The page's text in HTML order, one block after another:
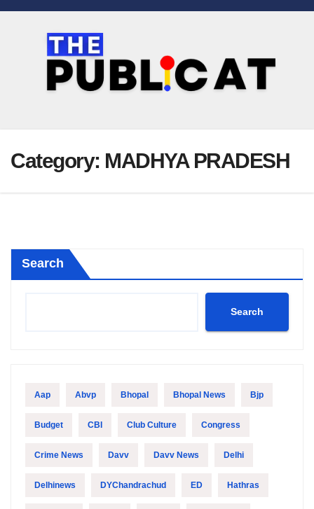
Skip
Category: MADHYA PRADESH
Search
Search
Aap Abvp Bhopal Bhopal News Bjp
Budget CBI Club Culture Congress
Crime News Davv Davv News Delhi
Delhinews DYChandrachud ED Hathras